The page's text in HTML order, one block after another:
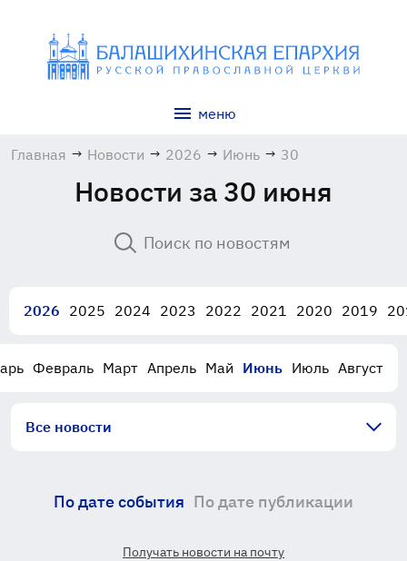
меню
Главная → Новости → 2026 → Июнь → 30
Новости за 30 июня
2026 2025 2024 2023 2022 2021 2020 2019
Февраль Март Апрель Май Июнь Июль Август
Все новости
По дате события По дате публикации
Получать новости на почту